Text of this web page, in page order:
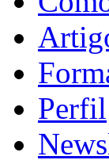
Perfil